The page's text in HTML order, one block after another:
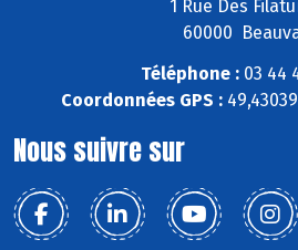
1 Rue Des
60000
Téléphone :03 44
Coordonnées GPS :
Nous suivre sur